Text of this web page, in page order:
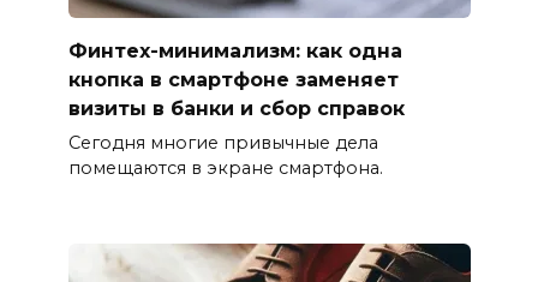
Финтех-минимализм: как одна
кнопка в смартфоне заменяет
визиты в банки и сбор справок
Сегодня многие привычные дела
помещаются в экране смартфона.